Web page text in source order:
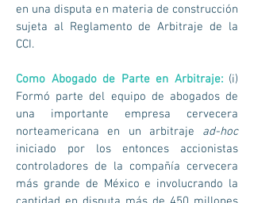
en una disputa en materia de construcción
sujeta al Reglamento de Arbitraje de la
CCI.
Como Abogado de Parte en Arbitraje: (i)
Formó parte del equipo de abogados de
una importante empresa cervecera
norteamericana en un arbitraje ad-hoc
iniciado por los entonces accionistas
controladores de la compañía cervecera
más grande de México e involucrando la